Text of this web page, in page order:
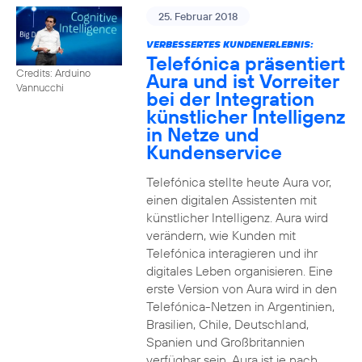
Credits: Arduino
Vannucchi
25. Februar 2018
VERBESSERTES KUNDENERLEBNIS:
Telefónica präsentiert
Aura und ist Vorreiter
bei der Integration
künstlicher Intelligenz
in Netze und
Kundenservice
Telefónica stellte heute Aura vor,
einen digitalen Assistenten mit
künstlicher Intelligenz. Aura wird
verändern, wie Kunden mit
Telefónica interagieren und ihr
digitales Leben organisieren. Eine
erste Version von Aura wird in den
Telefónica-Netzen in Argentinien,
Brasilien, Chile, Deutschland,
Spanien und Großbritannien